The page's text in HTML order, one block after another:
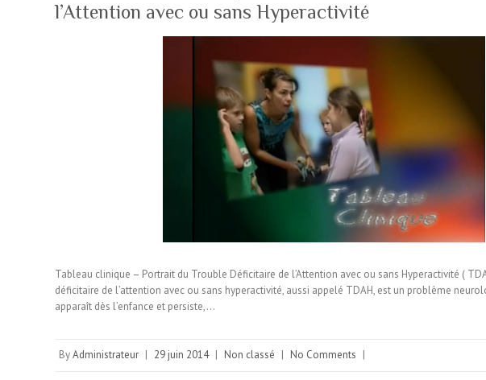
l’Attention avec ou sans Hyperactivité
Tableau clinique – Portrait du Trouble Déficitaire de l’Attention avec ou sans Hyperactivité (
déficitaire de l’attention avec ou sans hyperactivité, aussi appelé TDAH, est un problème
apparaît dès l’enfance et persiste,…
ByAdministrateur | 29 juin 2014 | Non classé | No Comments |